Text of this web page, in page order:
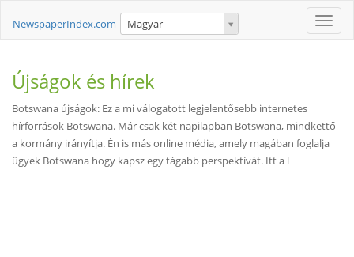
Toggle
NewspaperIndex.com Magyar
Újságok és hírek
Botswana újságok: Ez a mi válogatott legjelentősebb internetes
hírforrások Botswana. Már csak két napilapban Botswana, mindkettő
a kormány irányítja. Én is más online média, amely magában foglalja
ügyek Botswana hogy kapsz egy tágabb perspektívát. Itt a l